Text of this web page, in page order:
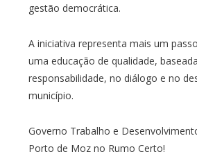
gestão democrática.
A iniciativa representa mais um
uma educação de qualidade,
responsabilidade, no diálogo e no
município.
Governo Trabalho e
Porto de Moz no Rumo Certo!